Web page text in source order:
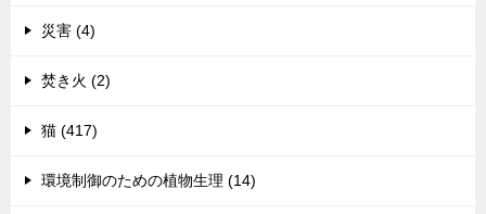
災害 (4)
焚き火 (2)
猫 (417)
環境制御のための植物生理 (14)